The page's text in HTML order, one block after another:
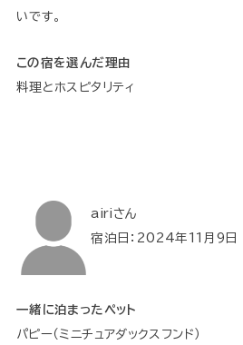
いです。
この宿を選んだ理由
料理とホスピタリティ
airiさん
宿泊日：2024年11月9日
一緒に泊まったペット
パピー（ミニチュアダックスフンド）